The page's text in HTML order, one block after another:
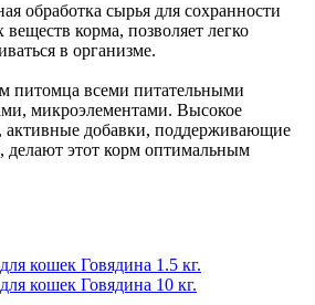
обработка сырья для сохранности
корма, позволяет легко
в организме.
питомца всеми питательными
микроэлементами. Высокое
активные добавки, поддерживающие
делают этот корм оптимальным
кошек Говядина 1.5 кг.
кошек Говядина 10 кг.